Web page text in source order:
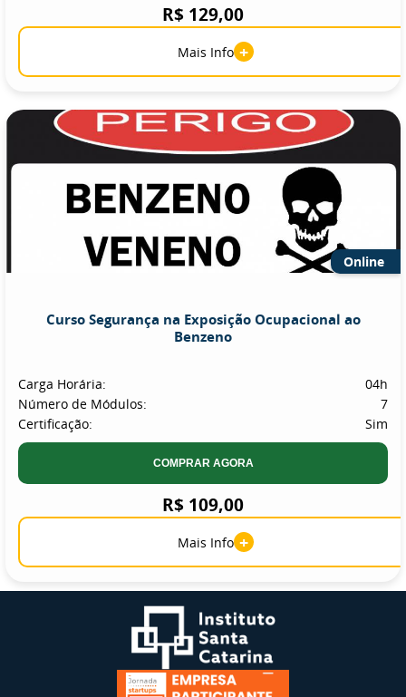
R$ 129,00
Mais Info +
Online
Curso Segurança na Exposição Ocupacional ao
Benzeno
Carga Horária:
04h
Número de Módulos:
7
Certificação:
Sim
COMPRAR AGORA
R$ 109,00
Mais Info +